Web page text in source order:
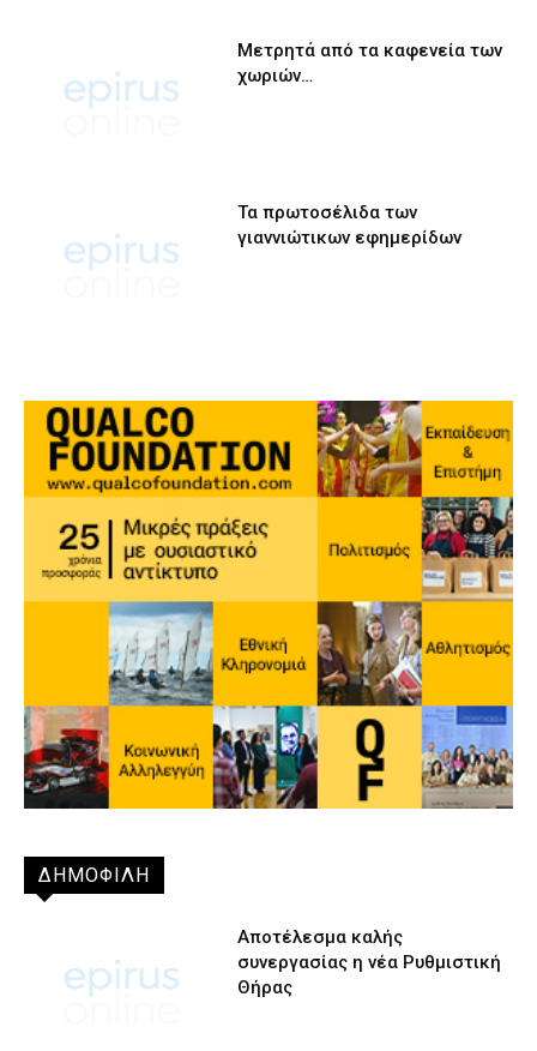
Μετρητά από τα καφενεία των
χωριών…
Τα πρωτοσέλιδα των
γιαννιώτικων εφημερίδων
ΔΗΜΟΦΙΛΗ
Αποτέλεσμα καλής
συνεργασίας η νέα Ρυθμιστική
Θήρας